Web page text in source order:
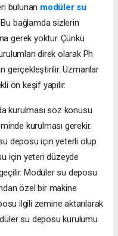
bulunan modüler su
bağlamda sizlerin
gerek yoktur. Çünkü
direk olarak Ph
gerçekleştirilir. Uzmanlar
ön keşif yapılır.
kurulması söz konusu
kurulması gerekir.
deposu için yeterli olup
için yeteri düzeyde
Modüler su deposu
özel bir makine
ilgili zemine aktarılarak
su deposu kurulumu